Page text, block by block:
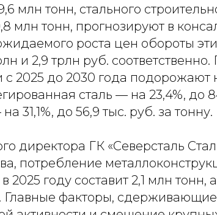
млн тонн, стального
млн тонн, прогнозируют в
роста цен обороты
и 2,9 трлн руб.
с 2025 до 2030 года подорожают
сталь — на 23,4%, до
31,1%, до 56,9 тыс. руб. за тонну.
директора ГК «Северсталь
потребление
году составит 2,1 млн тонн,
Главные факторы,